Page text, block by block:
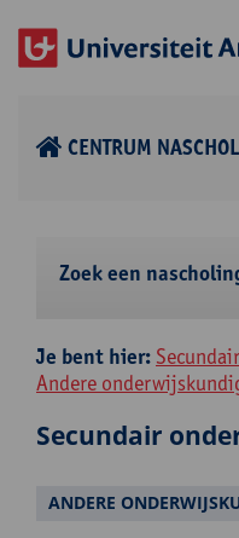
CENTRUM
Zoek een
Je bent hier:
Andere
Secundair
ANDERE